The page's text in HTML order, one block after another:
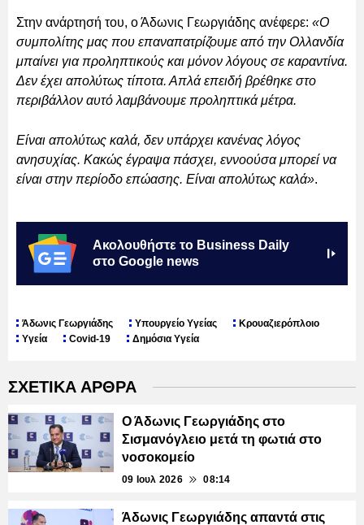
Στην ανάρτησή του, ο Άδωνις Γεωργιάδης ανέφερε: «Ο
συμπολίτης μας που επαναπατρίζουμε από την Ολλανδία
μπαίνει για προληπτικούς και μόνον λόγους σε καραντίνα.
Δεν έχει απολύτως τίποτα. Απλά επειδή βρέθηκε στο
περιβάλλον αυτό λαμβάνουμε προληπτικά μέτρα.
Είναι απολύτως καλά, δεν υπάρχει κανένας λόγος
ανησυχίας. Κακώς έγραψα πάσχει, εννοούσα μπορεί να
είναι στην περίοδο επώασης. Είναι απολύτως καλά».
Ακολουθήστε το Business Daily
στο Google news
Άδωνις Γεωργιάδης Υπουργείο Υγείας
Κρουαζιερόπλοιο
Υγεία
Covid-19 Δημόσια Υγεία
ΣΧΕΤΙΚΑ ΑΡΘΡΑ
Ο Άδωνις Γεωργιάδης στο
Σισμανόγλειο μετά τη φωτιά στο
νοσοκομείο
09 Ιουλ 2026 08:14
Άδωνις Γεωργιάδης απαντά στις